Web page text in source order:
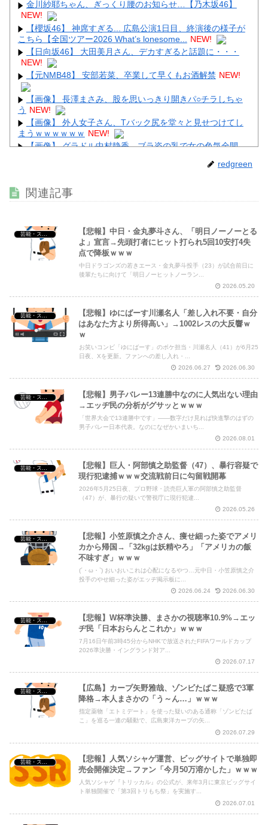
Powered by livedoor 相互RSS
金川紗耶ちゃん、ぎっくり腰のお知らせ…【乃木坂46】
NEW!
【櫻坂46】 神席すぎる... 広島公演1日目、終演後の様子が
こちら【全国ツアー2026 What’s lonesome...
NEW!
【日向坂46】 大田美月さん、デカすぎると話題に・・・
NEW!
【元NMB48】 安部若菜、卒業して早くもお酒解禁 NEW!
【画像】 長澤まさみ、股を思いっきり開きパ○チラしちゃ
う NEW!
【画像】 外人女子さん、Tバック尻を堂々と見せつけてし
まうｗｗｗｗｗｗ NEW!
【画像】 グラドル中村静香、ブラ姿の乳で女の色気全開
NEW!
が話題騒然となってしまうｗｗｗｗｗｗ
Powered by livedoor 相互RSS
redgreen
関連記事
芸能・スポーツ・Youtuber
【悲報】中日・金丸夢斗さん、「明日ノーノーとる
よ」宣言→先頭打者にヒット打られ5回10安打4失
点で降板ｗｗｗ
中日ドラゴンズの若きエース・金丸夢斗投手（23）が試合前日に
後輩たちに向けて「明日ノーヒットノーラン...
2026.05.20
芸能・スポーツ・Youtuber
【悲報】ゆにばーす川瀬名人「差し入れ不要・自分
はあなた方より所得高い」→1002レスの大反響ｗ
ｗ
お笑いコンビ「ゆにばーす」のボケ担当・川瀬名人（41）が6月25
日夜、Xを更新。ファンへの差し入れ・...
2026.06.27
2026.06.30
【悲報】男子バレー13連勝中なのに人気出ない理由
→エッヂ民の分析がグサッとｗｗｗ
「世界大会で13連勝中です」——数字だけ見れば快進撃のはずの
男子バレー日本代表。なのになぜかいまいち...
2026.08.01
【悲報】巨人・阿部慎之助監督（47）、暴行容疑で
現行犯逮捕ｗｗｗ交流戦前日に勾留戦開幕
2026年5月25日夜、プロ野球・読売巨人軍の阿部慎之助監督
（47）が、暴行の疑いで警視庁に現行犯逮...
2026.05.26
【悲報】小笠原慎之介さん、痩せ細った姿でアメリ
カから帰国→「32kgは妖精やろ」「アメリカの飯
不味すぎ」ｗｗｗ
(´・ω・`) おいおいこれは心配になるやつ…元中日・小笠原慎之介
投手のやせ細った姿がエッヂ掲示板に...
2026.06.24
2026.06.30
【悲報】W杯準決勝、まさかの視聴率10.9%→エッ
ヂ民「日本おらんとこれか」ｗｗｗ
7月16日午前3時45分からNHKで放送されたFIFAワールドカップ
2026準決勝・イングランド対ア...
2026.07.17
【広島】カープ矢野雅哉、ゾンビたばこ疑惑で3軍
降格→本人まさかの「う～ん…」ｗｗｗ
指定薬物「エトミデート」を使った疑いのある通称「ゾンビたば
こ」を巡る一連の騒動で、広島東洋カープの矢...
2026.07.29
【悲報】人気ソシャゲ運営、ビッグサイトで単独即
売会開催決定→ファン「今月50万溶かした」ｗｗｗ
人気ソシャゲ『トリッカル』の公式が、来年3月に東京ビッグサイ
ト単独開催で「第3回トリもち祭」を実施す...
2026.07.01